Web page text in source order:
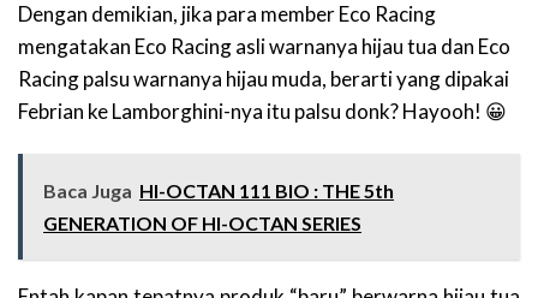
Dengan demikian, jika para member Eco Racing
mengatakan Eco Racing asli warnanya hijau tua dan Eco
Racing palsu warnanya hijau muda, berarti yang dipakai
Febrian ke Lamborghini-nya itu palsu donk? Hayooh! 😀
Baca Juga HI-OCTAN 111 BIO : THE 5th
GENERATION OF HI-OCTAN SERIES